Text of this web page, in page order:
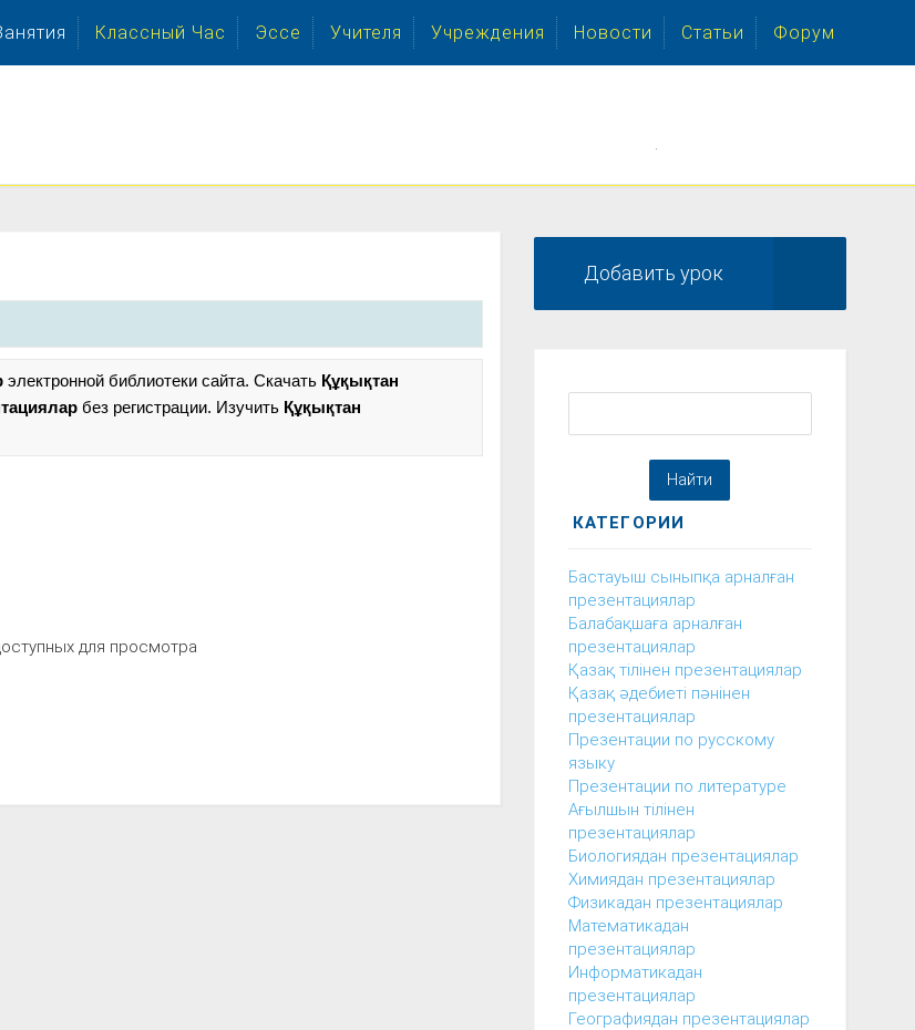
Классный Час Эссе Учителя Учреждения Новости Статьи Форум
электронной библиотеки сайта. Скачать Құқықтан
без регистрации. Изучить Құқықтан
для просмотра
Добавить урок
КАТЕГОРИИ
Бастауыш сыныпқа арналған
презентациялар
Балабақшаға арналған
презентациялар
Қазақ тілінен презентациялар
Қазақ әдебиеті пәнінен
презентациялар
Презентации по русскому
языку
Презентации по литературе
Ағылшын тілінен
презентациялар
Биологиядан презентациялар
Химиядан презентациялар
Физикадан презентациялар
Математикадан
презентациялар
Информатикадан
презентациялар
Географиядан презентациялар
.